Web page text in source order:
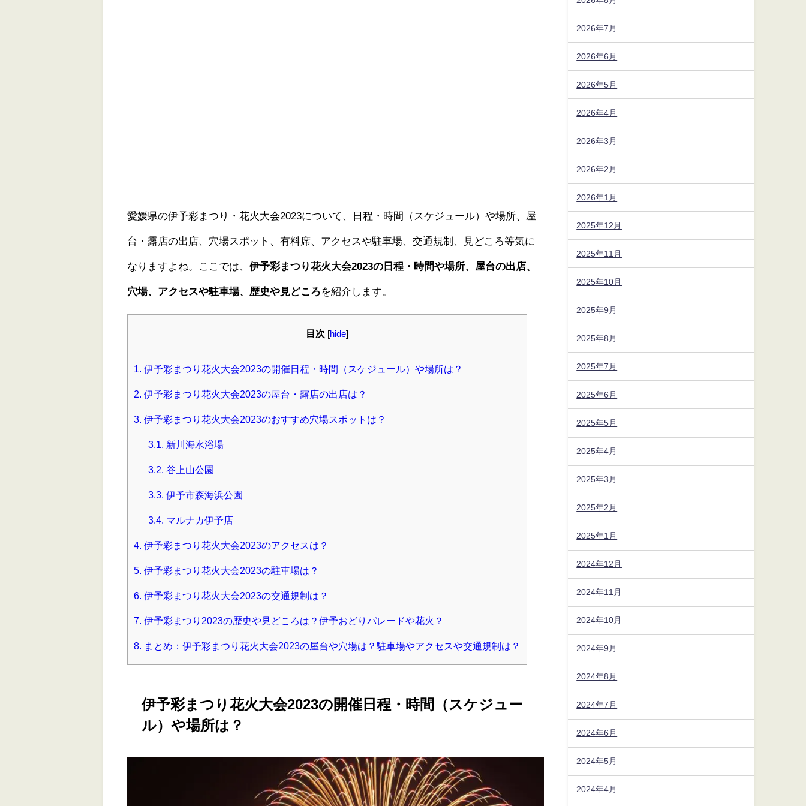
愛媛県の伊予彩まつり・花火大会2023について、日程・時間（スケジュール）や場所、屋
台・露店の出店、穴場スポット、有料席、アクセスや駐車場、交通規制、見どころ等気に
なりますよね。ここでは、伊予彩まつり花火大会2023の日程・時間や場所、屋台の出店、
穴場、アクセスや駐車場、歴史や見どころを紹介します。
目次 hide
1. 伊予彩まつり花火大会2023の開催日程・時間（スケジュール）や場所は？
2. 伊予彩まつり花火大会2023の屋台・露店の出店は？
3. 伊予彩まつり花火大会2023のおすすめ穴場スポットは？
3.1. 新川海水浴場
3.2. 谷上山公園
3.3. 伊予市森海浜公園
3.4. マルナカ伊予店
4. 伊予彩まつり花火大会2023のアクセスは？
5. 伊予彩まつり花火大会2023の駐車場は？
6. 伊予彩まつり花火大会2023の交通規制は？
7. 伊予彩まつり2023の歴史や見どころは？伊予おどりパレードや花火？
8. まとめ：伊予彩まつり花火大会2023の屋台や穴場は？駐車場やアクセスや交通規制は？
伊予彩まつり花火大会2023の開催日程・時間（スケジュー
ル）や場所は？
2026年7月
2026年6月
2026年5月
2026年4月
2026年3月
2026年2月
2026年1月
2025年12月
2025年11月
2025年10月
2025年9月
2025年8月
2025年7月
2025年6月
2025年5月
2025年4月
2025年3月
2025年2月
2025年1月
2024年12月
2024年11月
2024年10月
2024年9月
2024年8月
2024年7月
2024年6月
2024年5月
2024年4月